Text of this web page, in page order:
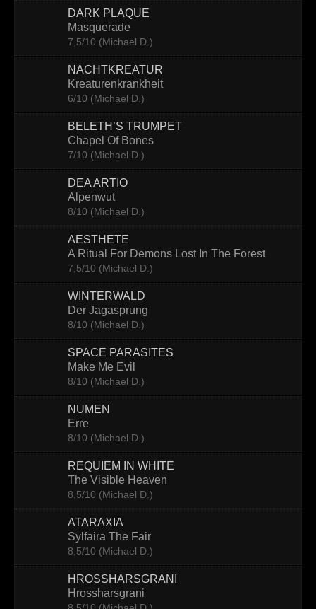
DARK PLAQUE
Masquerade
7,5/10 (Michael D.)
NACHTKREATUR
Kreaturenkrankheit
6/10 (Michael D.)
BELETH’S TRUMPET
Chapel Of Bones
7/10 (Michael D.)
DEA ARTIO
Alpenwut
8/10 (Michael D.)
AESTHETE
A Ritual For Demons Lost In The Forest
7,5/10 (Michael D.)
WINTERWALD
Der Jagasprung
8/10 (Michael D.)
SPACE PARASITES
Make Me Evil
8/10 (Michael D.)
NUMEN
Erre
8/10 (Michael D.)
REQUIEM IN WHITE
The Visible Heaven
8,5/10 (Michael D.)
ATARAXIA
Sylfaira The Fair
8,5/10 (Michael D.)
HROSSHARSGRANI
Hrossharsgrani